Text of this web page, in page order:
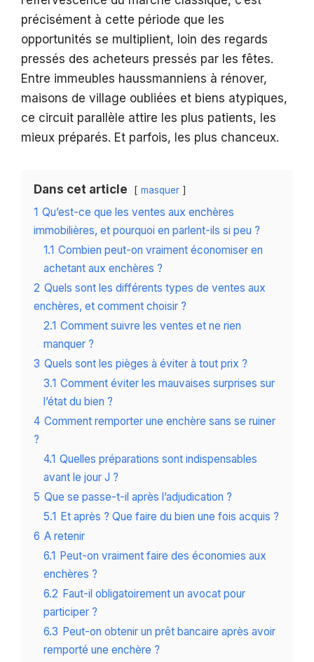
précisément à cette période que les
opportunités se multiplient, loin des regards
pressés des acheteurs pressés par les fêtes.
Entre immeubles haussmanniens à rénover,
maisons de village oubliées et biens atypiques,
ce circuit parallèle attire les plus patients, les
mieux préparés. Et parfois, les plus chanceux.
Dans cet article masquer
1 Qu’est-ce que les ventes aux enchères
immobilières, et pourquoi en parlent-ils si peu ?
1.1 Combien peut-on vraiment économiser en
achetant aux enchères ?
2 Quels sont les différents types de ventes aux
enchères, et comment choisir ?
2.1 Comment suivre les ventes et ne rien
manquer ?
3 Quels sont les pièges à éviter à tout prix ?
3.1 Comment éviter les mauvaises surprises sur
l’état du bien ?
4 Comment remporter une enchère sans se ruiner
?
4.1 Quelles préparations sont indispensables
avant le jour J ?
5 Que se passe-t-il après l’adjudication ?
5.1 Et après ? Que faire du bien une fois acquis ?
6 A retenir
6.1 Peut-on vraiment faire des économies aux
enchères ?
6.2 Faut-il obligatoirement un avocat pour
participer ?
6.3 Peut-on obtenir un prêt bancaire après avoir
remporté une enchère ?